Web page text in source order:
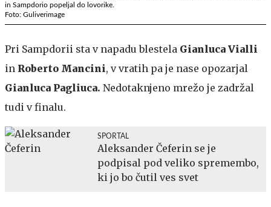
in Sampdorio popeljal do lovorike.
Foto: Guliverimage
Pri Sampdorii sta v napadu blestela Gianluca Vialli
in Roberto Mancini, v vratih pa je nase opozarjal
Gianluca Pagliuca. Nedotaknjeno mrežo je zadržal
tudi v finalu.
SPORTAL
Aleksander Čeferin se je
podpisal pod veliko spremembo,
ki jo bo čutil ves svet